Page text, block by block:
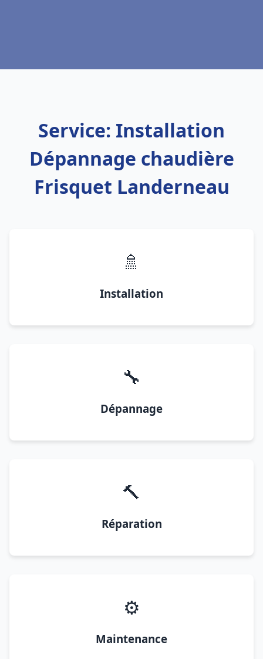
Service: Installation
Dépannage chaudière
Frisquet Landerneau
🚿
Installation
🔧
Dépannage
🔨
Réparation
⚙️
Maintenance